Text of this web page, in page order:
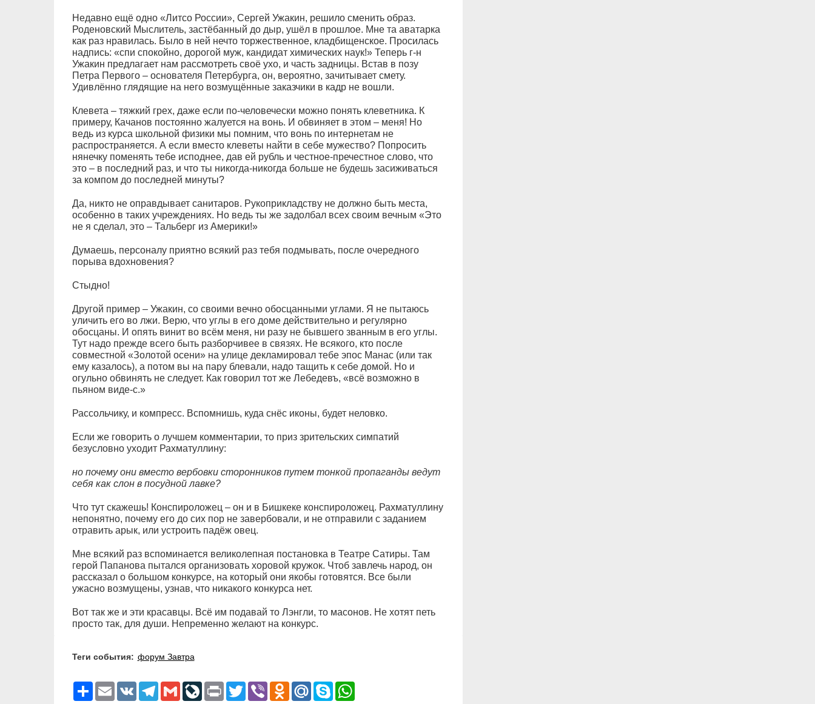
Недавно ещё одно «Литсо России», Сергей Ужакин, решило сменить образ.
Роденовский Мыслитель, застёбанный до дыр, ушёл в прошлое. Мне та аватарка
как раз нравилась. Было в ней нечто торжественное, кладбищенское. Просилась
надпись: «спи спокойно, дорогой муж, кандидат химических наук!» Теперь г-н
Ужакин предлагает нам рассмотреть своё ухо, и часть задницы. Встав в позу
Петра Первого – основателя Петербурга, он, вероятно, зачитывает смету.
Удивлённо глядящие на него возмущённые заказчики в кадр не вошли.
Клевета – тяжкий грех, даже если по-человечески можно понять клеветника. К
примеру, Качанов постоянно жалуется на вонь. И обвиняет в этом – меня! Но
ведь из курса школьной физики мы помним, что вонь по интернетам не
распространяется. А если вместо клеветы найти в себе мужество? Попросить
нянечку поменять тебе исподнее, дав ей рубль и честное-пречестное слово, что
это – в последний раз, и что ты никогда-никогда больше не будешь засиживаться
за компом до последней минуты?
Да, никто не оправдывает санитаров. Рукоприкладству не должно быть места,
особенно в таких учреждениях. Но ведь ты же задолбал всех своим вечным «Это
не я сделал, это – Тальберг из Америки!»
Думаешь, персоналу приятно всякий раз тебя подмывать, после очередного
порыва вдохновения?
Стыдно!
Другой пример – Ужакин, со своими вечно обосцанными углами. Я не пытаюсь
уличить его во лжи. Верю, что углы в его доме действительно и регулярно
обосцаны. И опять винит во всём меня, ни разу не бывшего званным в его углы.
Тут надо прежде всего быть разборчивее в связях. Не всякого, кто после
совместной «Золотой осени» на улице декламировал тебе эпос Манас (или так
ему казалось), а потом вы на пару блевали, надо тащить к себе домой. Но и
огульно обвинять не следует. Как говорил тот же Лебедевъ, «всё возможно в
пьяном виде-с.»
Рассольчику, и компресс. Вспомнишь, куда снёс иконы, будет неловко.
Если же говорить о лучшем комментарии, то приз зрительских симпатий
безусловно уходит Рахматуллину:
но почему они вместо вербовки сторонников путем тонкой пропаганды ведут
себя как слон в посудной лавке?
Что тут скажешь! Конспироложец – он и в Бишкеке конспироложец. Рахматуллину
непонятно, почему его до сих пор не завербовали, и не отправили с заданием
отравить арык, или устроить падёж овец.
Мне всякий раз вспоминается великолепная постановка в Театре Сатиры. Там
герой Папанова пытался организовать хоровой кружок. Чтоб завлечь народ, он
рассказал о большом конкурсе, на который они якобы готовятся. Все были
ужасно возмущены, узнав, что никакого конкурса нет.
Вот так же и эти красавцы. Всё им подавай то Лэнгли, то масонов. Не хотят петь
просто так, для души. Непременно желают на конкурс.
Теги события: форум Завтра
РесурсEmail VK Telegram
GmailLiveJournal
Print TwitterViber Odnoklassniki
Mail.RuSkypeWhatsApp